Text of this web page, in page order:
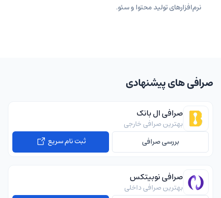
نرم‌افزارهای تولید محتوا و سئو.
صرافی های پیشنهادی
صرافی ال بانک
بهترین صرافی خارجی
بررسی صرافی
ثبت نام سریع
صرافی نوبیتکس
بهترین صرافی داخلی